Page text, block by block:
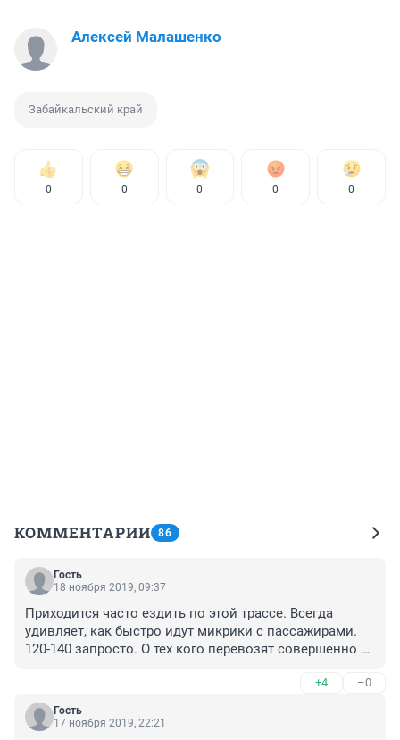
Алексей Малашенко
Забайкальский край
0 0 0 0 0
КОММЕНТАРИИ 86
Гость
18 ноября 2019, 09:37
Приходится часто ездить по этой трассе. Всегда
удивляет, как быстро идут микрики с пассажирами.
120-140 запросто. О тех кого перевозят совершенно
вообщем не едут, а летят. А в данном случае сыграла
роль скорость и встречный свет фар. При встречном
свете блеклый свет фонарей увидеть не реально.
+4 –0
Гость
17 ноября 2019, 22:21